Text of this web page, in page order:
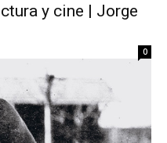
y cine | Jorge
0